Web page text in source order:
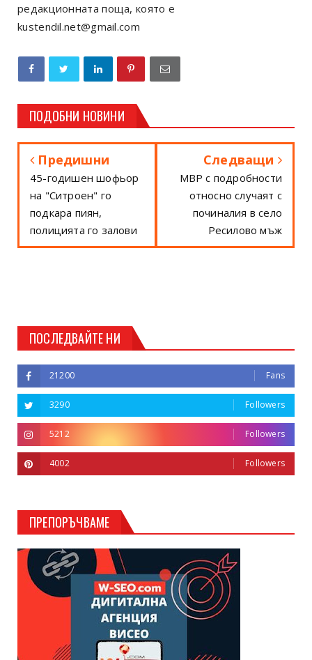
редакционната поща, която е
kustendil.net@gmail.com
ПОДОБНИ НОВИНИ
Предишни
45-годишен шофьор
на "Ситроен" го
подкара пиян,
полицията го залови
Следващи
МВР с подробности
относно случаят с
починалия в село
Ресилово мъж
ПОСЛЕДВАЙТЕ НИ
21200 Fans
3290 Followers
5212 Followers
4002 Followers
ПРЕПОРЪЧВАМЕ